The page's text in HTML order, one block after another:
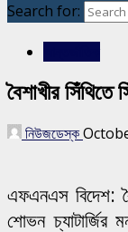
Search for:
বৈশাখীর
নিউজডেস্ক
এফএনএস বিদেশ:
শোভন চ্যাটার্জির